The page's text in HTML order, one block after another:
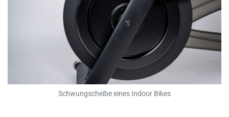
Schwungscheibe eines Indoor Bikes